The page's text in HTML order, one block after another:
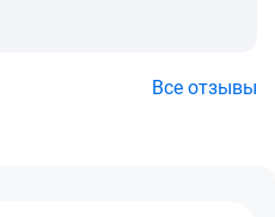
Все отзывы